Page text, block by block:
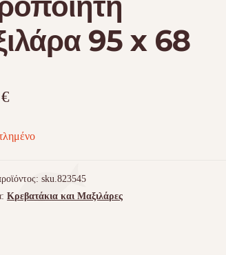
95 x 68
€
sku.823545
Κρεβατάκια και Μαξιλάρες